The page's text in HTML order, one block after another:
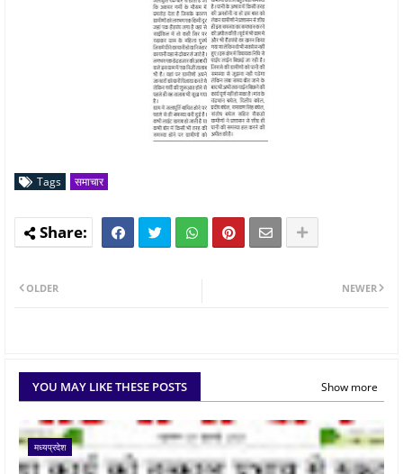
Tags समाचार
NEWER
OLDER
YOU MAY LIKE THESE POSTS Show more
मध्यप्रदेश